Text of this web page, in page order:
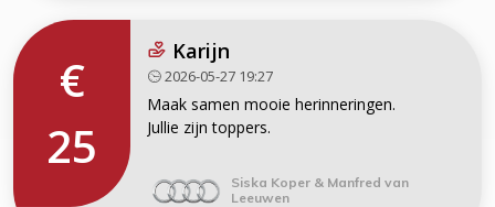
€
25
Karijn
2026-05-27 19:27
Maak samen mooie herinneringen.
Jullie zijn toppers.
Siska Koper & Manfred van
Leeuwen